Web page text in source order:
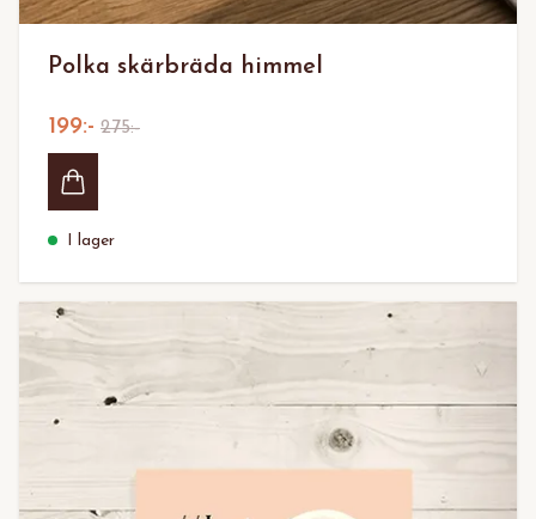
Polka skärbräda himmel
199:- 275:-
I lager